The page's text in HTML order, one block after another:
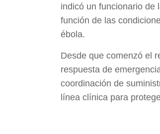
indicó un funcionario de
función de las
ébola.
Desde que comenzó el
respuesta de
coordinación de
línea clínica para